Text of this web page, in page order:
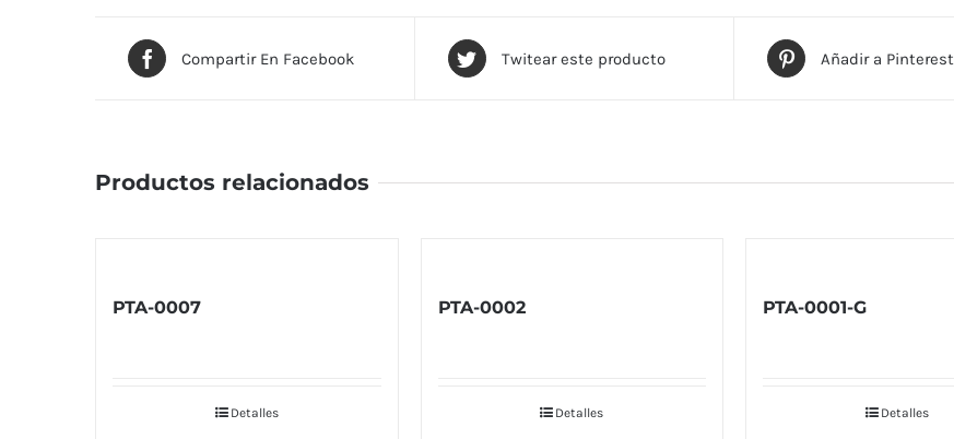
Compartir En Facebook Twitear este producto Añadir a Pinterest
Productos relacionados
PTA-0007
Detalles
PTA-0002
Detalles
PTA-0001-G
Detalles